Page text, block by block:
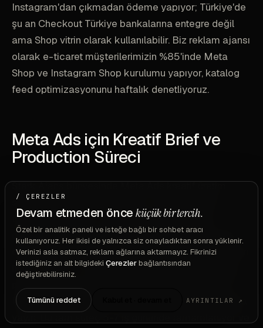
Instagram'dan çıkmadan ödeme yapıyor; Türkiye'de
şu an Checkout Türkiye bankalarına entegre değil
ama Shop vitrin olarak kullanılabilir. Biz reklam ajansı
olarak e-ticaret müşterilerimizin %85'inde Meta
Shop ve Instagram Shop kurulumu yapıyor, katalog
feed optimizasyonunu haftalık denetliyoruz.
Meta Ads için Kreatif Brief ve
Production Süreci
Stark Ajans bünyesinde Meta Ads kreatif üretim
süreci şu adımlardan oluşuyor: 1) Haftalık brief
toplantısı (müşteri + ajans, 30 dk), 2) Concept
development (Art Director tarafından 5-8 konsept
önerisi), 3) Copy development (Copywriter tarafından
hook + body + CTA varyasyonları), 4) Design/Video
Müşteri onay (24 saat revizyon süreci), 6) Kampanya
/ ÇEREZLER
Devam etmeden önceküçük bir tercih.
Özel bir analitik paneli ve isteğe bağlı bir sohbet aracı
kullanıyoruz. Her ikisi de yalnızca siz onayladıktan sonra yüklenir.
Verinizi asla satmaz, reklam ağlarına aktarmayız. Fikrinizi
istediğiniz an alt bilgideki Çerezlerbağlantısından
değiştirebilirsiniz.
Tümünü reddet AYRINTILAR ↗